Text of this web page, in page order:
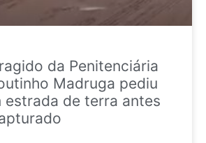
da Penitenciária
Madruga pediu
estrada de terra antes